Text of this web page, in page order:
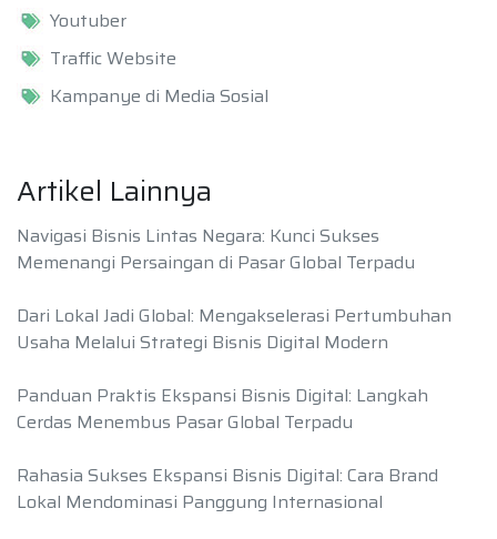
Youtuber
Traffic Website
Kampanye di Media Sosial
Artikel Lainnya
Navigasi Bisnis Lintas Negara: Kunci Sukses
Memenangi Persaingan di Pasar Global Terpadu
Dari Lokal Jadi Global: Mengakselerasi Pertumbuhan
Usaha Melalui Strategi Bisnis Digital Modern
Panduan Praktis Ekspansi Bisnis Digital: Langkah
Cerdas Menembus Pasar Global Terpadu
Rahasia Sukses Ekspansi Bisnis Digital: Cara Brand
Lokal Mendominasi Panggung Internasional